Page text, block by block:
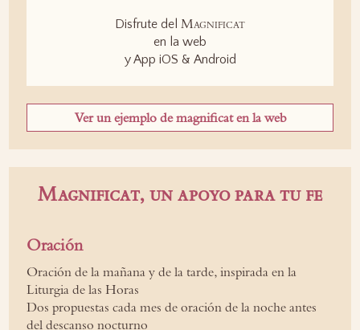
Disfrute del Magnificat
en la web
y App iOS & Android
Ver un ejemplo de magnificat en la web
Magnificat, un apoyo para tu fe
Oración
Oración de la mañana y de la tarde, inspirada en la
Liturgia de las Horas
Dos propuestas cada mes de oración de la noche antes
del descanso nocturno